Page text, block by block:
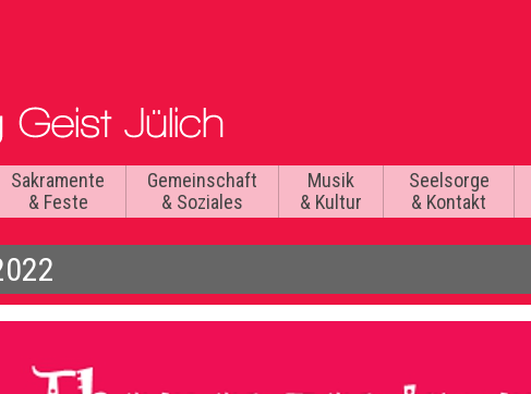
Sakramente
& Feste
Gemeinschaft
& Soziales
Musik
& Kultur
Seelsorge
& Kontakt